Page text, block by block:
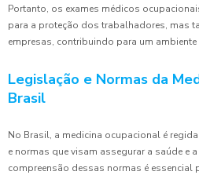
Portanto, os exames médicos
para a proteção dos trabalhadores, mas
empresas, contribuindo para um
Legislação e Normas da
Brasil
No Brasil, a medicina ocupacional é
e normas que visam assegurar a saúde e
compreensão dessas normas é essencial